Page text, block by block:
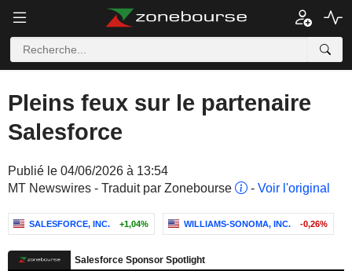
Pleins feux sur le partenaire
Salesforce
Publié le 04/06/2026 à 13:54
MT Newswires - Traduit par Zonebourse
- Voir l'original
SALESFORCE, INC. +1,04% WILLIAMS-SONOMA, INC. -0,26%